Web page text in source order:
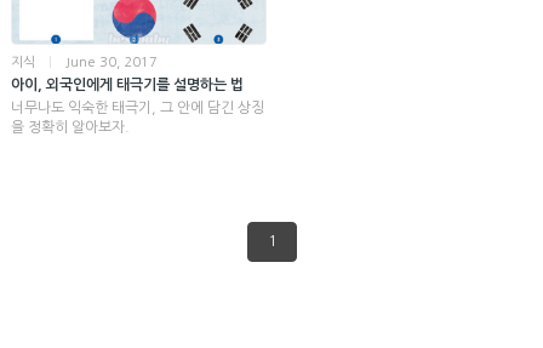
지식 June 30, 2017
아이, 외국인에게 태극기를 설명하는 법
너무나도 익숙한 태극기, 그 안에 담긴 상징
을 정확히 알아보자.
1